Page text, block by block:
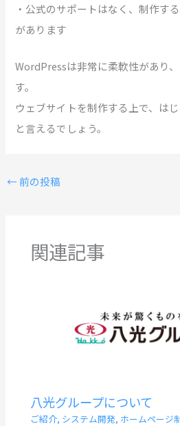
・公式のサポートはなく、制作す
があります
WordPressは非常に柔軟性があり
す。
ウェブサイトを制作する上で、は
と言えるでしょう。
← 前の投稿
関連記事
八光グループについて
ご紹介, システム開発, ホームページ